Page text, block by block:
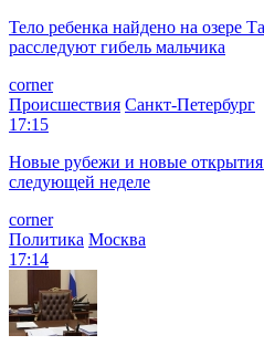
Тело ребенка найдено на озере
расследуют гибель мальчика
corner
Происшествия Санкт-Петербург
17:15
Новые рубежи и новые
следующей неделе
corner
Политика Москва
17:14